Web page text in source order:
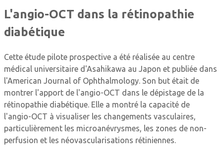
L'angio-OCT dans la rétinopathie
diabétique
Cette étude pilote prospective a été réalisée au centre
médical universitaire d'Asahikawa au Japon et publiée dans
l'American Journal of Ophthalmology. Son but était de
montrer l'apport de l'angio-OCT dans le dépistage de la
rétinopathie diabétique. Elle a montré la capacité de
l'angio-OCT à visualiser les changements vasculaires,
particulièrement les microanévrysmes, les zones de non-
perfusion et les néovascularisations rétiniennes.